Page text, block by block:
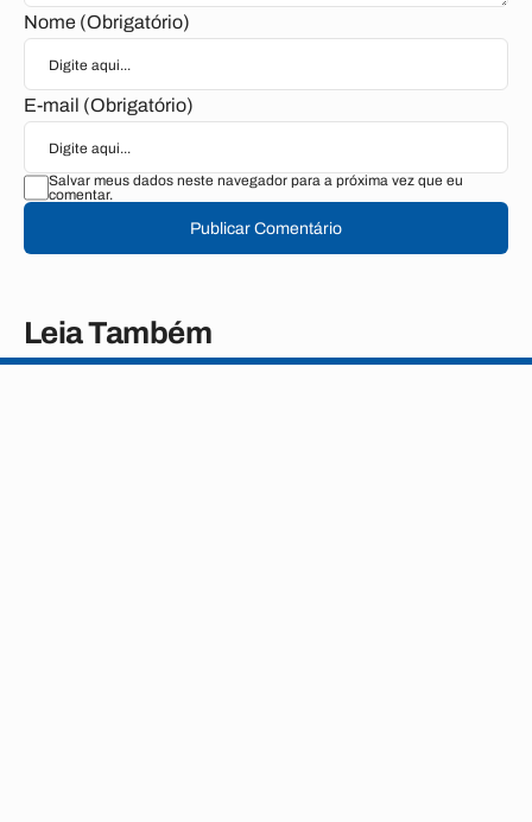
Nome (Obrigatório)
E-mail (Obrigatório)
Salvar meus dados neste navegador para a próxima vez que eu
comentar.
Publicar Comentário
Leia Também